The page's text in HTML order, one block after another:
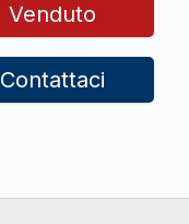
Venduto
Contattaci